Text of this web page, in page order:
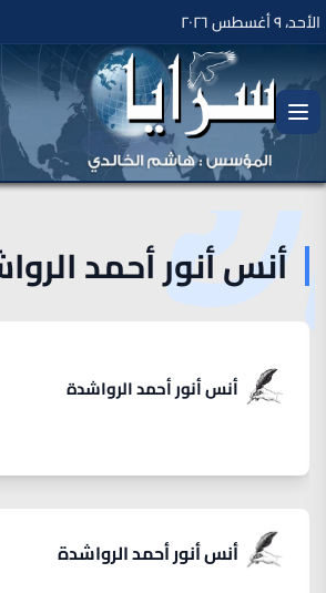
الأحد، ٩ أغسطس ٢٠٢٦
أنس أنور أحمد
أنس أنور أحمد الرواشدة
أنس أنور أحمد الرواشدة